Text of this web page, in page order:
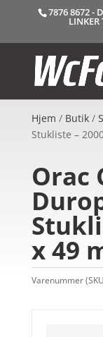
7876 8672 -
LINKER
Hjem / Butik/
Stukliste –
Orac
x 49
Varenummer